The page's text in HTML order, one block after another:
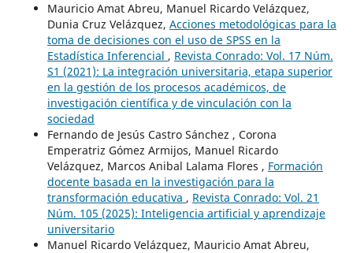
Mauricio Amat Abreu, Manuel Ricardo Velázquez,
Dunia Cruz Velázquez, Acciones metodológicas para la
toma de decisiones con el uso de SPSS en la
Estadística Inferencial , Revista Conrado: Vol. 17 Núm.
S1 (2021): La integración universitaria, etapa superior
en la gestión de los procesos académicos, de
investigación científica y de vinculación con la
sociedad
Fernando de Jesús Castro Sánchez , Corona
Emperatriz Gómez Armijos, Manuel Ricardo
Velázquez, Marcos Anibal Lalama Flores , Formación
docente basada en la investigación para la
transformación educativa , Revista Conrado: Vol. 21
Núm. 105 (2025): Inteligencia artificial y aprendizaje
universitario
Manuel Ricardo Velázquez, Mauricio Amat Abreu,